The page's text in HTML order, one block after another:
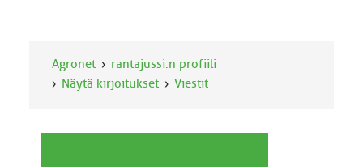
Agronet
rantajussi:n profiili
Näytä kirjoitukset
Viestit